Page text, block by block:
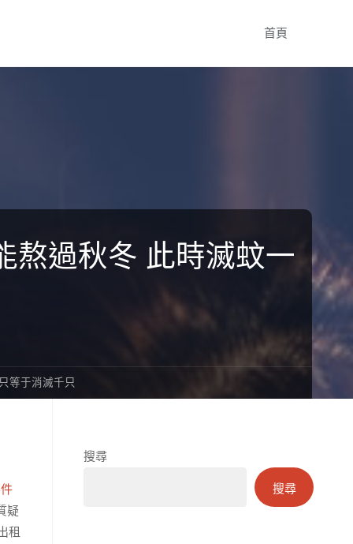
首頁
熬過秋冬 此時滅蚊一
等于消滅千只
疑
租
搜尋
搜尋